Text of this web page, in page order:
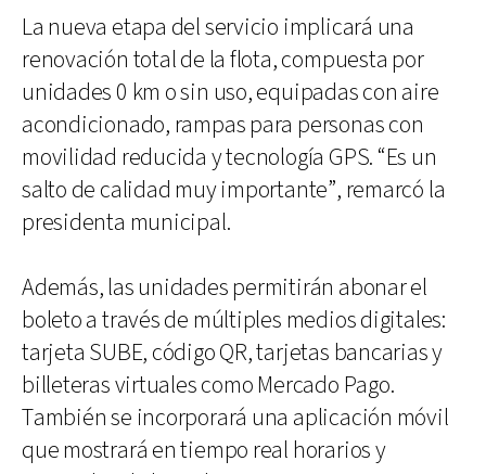
La nueva etapa del servicio implicará una
renovación total de la flota, compuesta por
unidades 0 km o sin uso, equipadas con aire
acondicionado, rampas para personas con
movilidad reducida y tecnología GPS. “Es un
salto de calidad muy importante”, remarcó la
presidenta municipal.
Además, las unidades permitirán abonar el
boleto a través de múltiples medios digitales:
tarjeta SUBE, código QR, tarjetas bancarias y
billeteras virtuales como Mercado Pago.
También se incorporará una aplicación móvil
que mostrará en tiempo real horarios y